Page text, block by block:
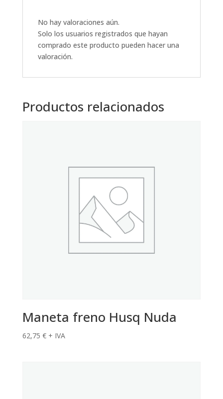
No hay valoraciones aún.
Solo los usuarios registrados que hayan
comprado este producto pueden hacer una
valoración.
Productos relacionados
Maneta freno Husq Nuda
62,75 € + IVA